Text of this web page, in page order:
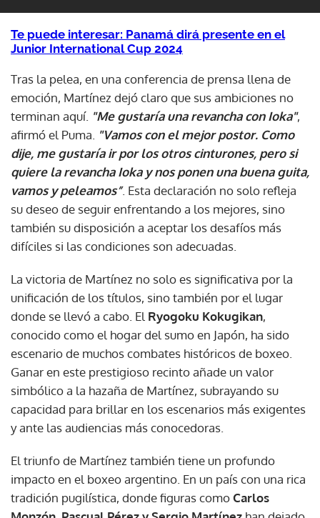
Te puede interesar: Panamá dirá presente en el
Junior International Cup 2024
Tras la pelea, en una conferencia de prensa llena de
emoción, Martínez dejó claro que sus ambiciones no
terminan aquí. "Me gustaría una revancha con Ioka",
afirmó el Puma. "Vamos con el mejor postor. Como
dije, me gustaría ir por los otros cinturones, pero si
quiere la revancha Ioka y nos ponen una buena guita,
vamos y peleamos”. Esta declaración no solo refleja
su deseo de seguir enfrentando a los mejores, sino
también su disposición a aceptar los desafíos más
difíciles si las condiciones son adecuadas.
La victoria de Martínez no solo es significativa por la
unificación de los títulos, sino también por el lugar
donde se llevó a cabo. El Ryogoku Kokugikan,
conocido como el hogar del sumo en Japón, ha sido
escenario de muchos combates históricos de boxeo.
Ganar en este prestigioso recinto añade un valor
simbólico a la hazaña de Martínez, subrayando su
capacidad para brillar en los escenarios más exigentes
y ante las audiencias más conocedoras.
El triunfo de Martínez también tiene un profundo
impacto en el boxeo argentino. En un país con una rica
tradición pugilística, donde figuras comoCarlos